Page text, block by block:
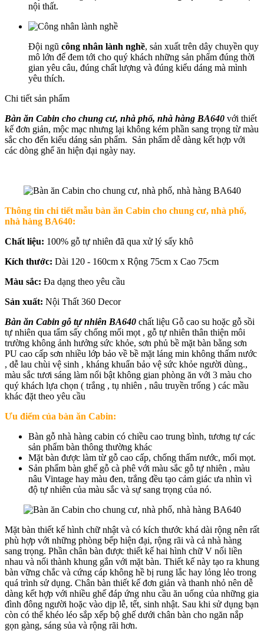
nội thất.
Đội ngũ công nhân lành nghề, sản xuất trên dây chuyền quy
mô lớn để đem tới cho quý khách những sản phẩm đúng thời
gian yêu câu, đúng chất lượng và đúng kiểu dáng mà mình
yêu thích.
Chi tiết sản phẩm
Bàn ăn Cabin cho chung cư, nhà phố, nhà hàng BA640 với thiết
kế đơn giản, mộc mạc nhưng lại không kém phần sang trọng từ màu
sắc cho đến kiểu dáng sản phẩm. Sản phẩm dễ dàng kết hợp với
các dòng ghế ăn hiện đại ngày nay.
Thông tin chi tiết mẫu bàn ăn Cabin cho chung cư, nhà phố,
nhà hàng BA640:
Chất liệu: 100% gỗ tự nhiên đã qua xử lý sấy khô
Kích thước: Dài 120 - 160cm x Rộng 75cm x Cao 75cm
Màu sắc: Đa dạng theo yêu cầu
Sản xuất: Nội Thất 360 Decor
Bàn ăn Cabin gỗ tự nhiên BA640 chất liệu Gỗ cao su hoặc gỗ sồi
tự nhiên qua tẩm sấy chống mối mọt , gỗ tự nhiên thân thiện môi
trường không ảnh hưởng sức khỏe, sơn phủ bề mặt bàn bằng sơn
PU cao cấp sơn nhiều lớp bảo về bề mặt láng min không thấm nước
, dễ lau chùi vệ sinh , kháng khuẩn bảo vệ sức khỏe người dùng.,
màu sắc tươi sáng làm nổi bật không gian phòng ăn với 3 màu cho
quý khách lựa chọn ( trắng , tụ nhiên , nâu truyền trống ) các mầu
khác đặt theo yêu cầu
Ưu điểm của bàn ăn Cabin:
Bàn gỗ nhà hàng cabin có chiều cao trung bình, tương tự các
sản phẩm bàn thông thường khác
Mặt bàn được làm từ gỗ cao cấp, chống thấm nước, mối mọt.
Sản phẩm bàn ghế gỗ cà phê với màu sắc gỗ tự nhiên , màu
nâu Vintage hay màu đen, trắng đều tạo cảm giác ưa nhìn vì
độ tự nhiên của màu sắc và sự sang trọng của nó.
Mặt bàn thiết kế hình chữ nhật và có kích thước khá dài rộng nên rất
phù hợp với những phòng bếp hiện đại, rộng rãi và cả nhà hàng
sang trọng. Phần chân bàn được thiết kế hai hình chữ V nối liền
nhau và nối thành khung gắn với mặt bàn. Thiết kế này tạo ra khung
bàn vững chắc và cứng cáp không hề bị rung lắc hay lỏng lẻo trong
quá trình sử dụng. Chân bàn thiết kế đơn giản và thanh nhỏ nên dễ
dàng kết hợp với nhiều ghế đáp ứng nhu cầu ăn uống của những gia
đình đông người hoặc vào dịp lễ, tết, sinh nhật. Sau khi sử dụng bạn
còn có thể khéo léo sắp xếp bộ ghế dưới chân bàn cho ngăn nắp
gọn gàng, sáng sủa và rộng rãi hơn.